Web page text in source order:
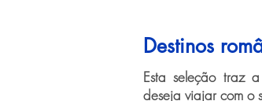
Destinos
Esta seleção traz
deseja viajar com o